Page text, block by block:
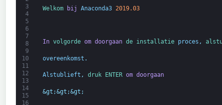
3
4
5
6
7
8
9
10
11
12
13
14
15
16
Welkom bij Anaconda3 2019.03
In volgorde om doorgaan de installatie proces ,
overeenkomst .
Alstublieft , druk ENTER om doorgaan
&gt;&gt;&gt;